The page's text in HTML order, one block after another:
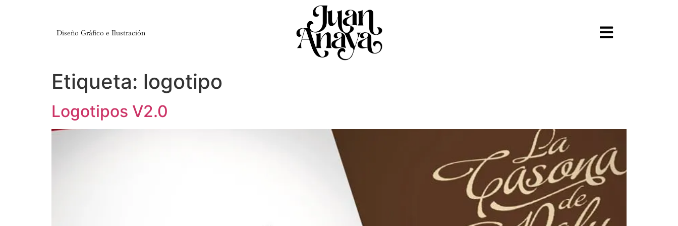
Diseño Gráfico e Ilustración
Etiqueta: logotipo
Logotipos V2.0